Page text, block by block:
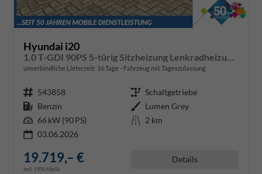
Hyundai i20
unverbindliche Lieferzeit: 16 Tage Fahrzeug mit Tageszulassung
Fahrzeugnr. 543858 Getriebe Schaltgetriebe
Kraftstoff Benzin Außenfarbe Lumen Grey
Leistung 66 kW (90 PS) Kilometerstand 2 km
03.06.2026
19.719,– €
incl. 19% MwSt.
Details